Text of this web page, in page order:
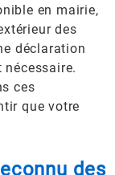
en mairie,
des
déclaration
ces
que votre
des